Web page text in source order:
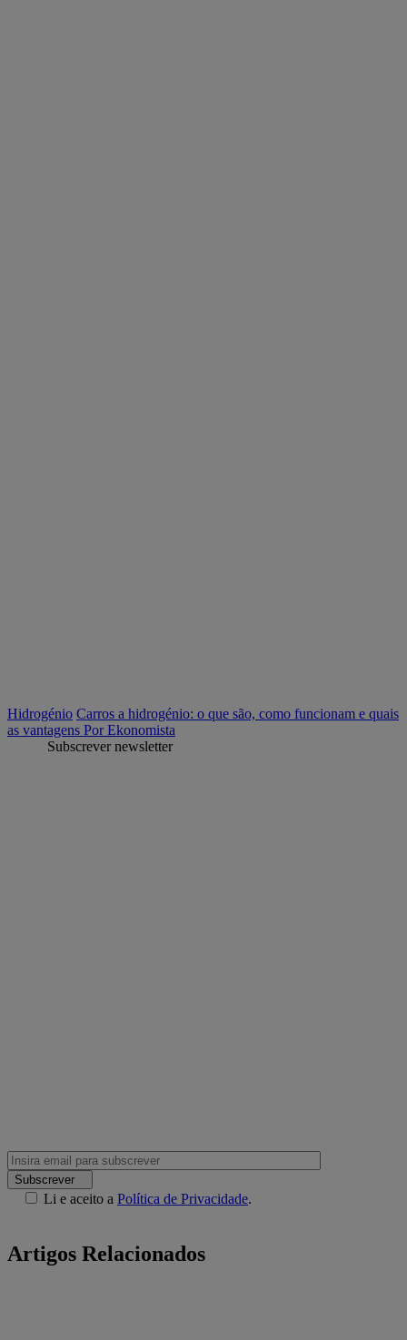
Hidrogénio Carros a hidrogénio: o que são, como funcionam e quais
as vantagens Por Ekonomista
Subscrever newsletter
Subscrever
Li e aceito a Política de Privacidade.
Artigos Relacionados